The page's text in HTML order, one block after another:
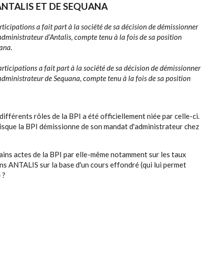
ET DE SEQUANA
a fait part à la société de sa décision de démissionner
d’Antalis, compte tenu à la fois de sa position
a fait part à la société de sa décision de démissionner
de Sequana, compte tenu à la fois de sa position
rôles de la BPI a été officiellement niée par celle-ci.
la BPI démissionne de son mandat d'administrateur chez
actes de la BPI par elle-même notamment sur les taux
ANTALIS sur la base d'un cours effondré (qui lui permet